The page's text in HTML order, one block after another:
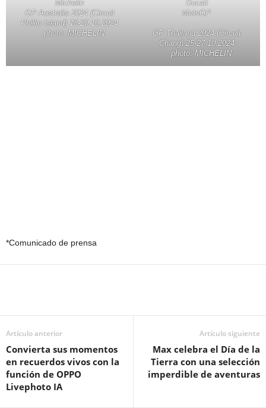
Michelin
GP Australia 2024 (Circuit
Phillip Island) 18-20.10.2024
photo: MICHELIN
Ducati
MotoGP
GP Thailand 2024 (Circuit
Chang) 25-27.10.2024
photo: MICHELIN
*Comunicado de prensa
Artículo anterior
Convierta sus momentos
en recuerdos vivos con la
función de OPPO
Livephoto IA
Artículo siguiente
Max celebra el Día de la
Tierra con una selección
imperdible de aventuras